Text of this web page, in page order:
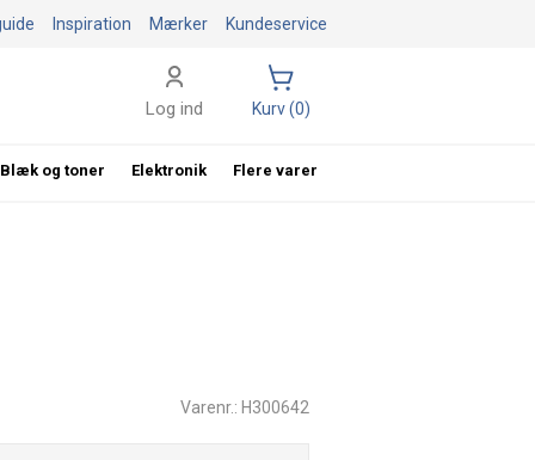
Varenr.: H300642
Kundeservice
Mærker
Inspiration
Log ind Kurv (0)
Blæk og toner Elektronik Flere varer